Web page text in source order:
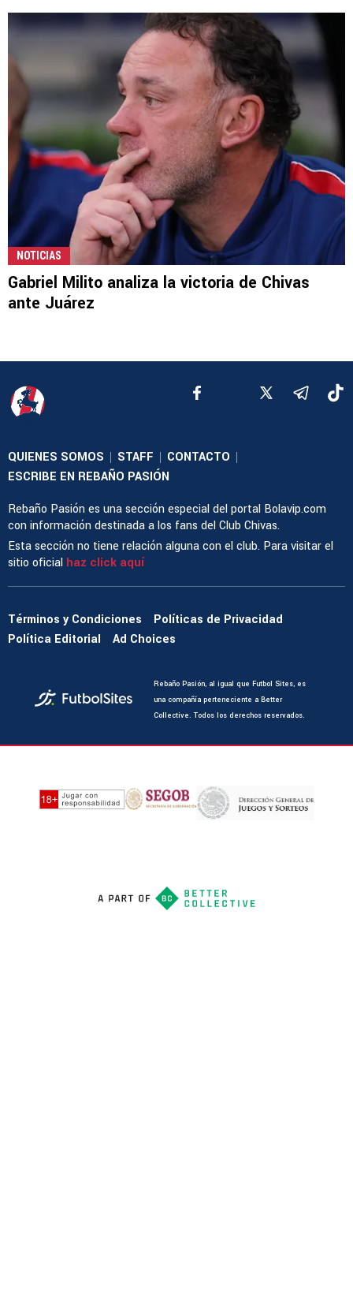
NOTICIAS
Gabriel Milito analiza la victoria de Chivas
ante Juárez
QUIENES SOMOS STAFF CONTACTO
ESCRIBE EN REBAÑO PASIÓN
Rebaño Pasión es una sección especial del portal Bolavip.com
con información destinada a los fans del Club Chivas.
Esta sección no tiene relación alguna con el club. Para visitar el
sitio oficial haz click aquí
Términos y Condiciones
Políticas de Privacidad
Política Editorial
Ad Choices
Rebaño Pasión, al igual que Futbol Sites, es
una compañía perteneciente a Better
Collective. Todos los derechos reservados.